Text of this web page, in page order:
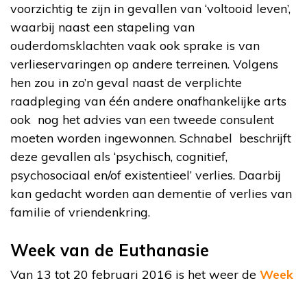
voorzichtig te zijn in gevallen van ‘voltooid leven’,
waarbij naast een stapeling van
ouderdomsklachten vaak ook sprake is van
verlieservaringen op andere terreinen. Volgens
hen zou in zo’n geval naast de verplichte
raadpleging van één andere onafhankelijke arts
ook nog het advies van een tweede consulent
moeten worden ingewonnen. Schnabel beschrijft
deze gevallen als ‘psychisch, cognitief,
psychosociaal en/of existentieel’ verlies. Daarbij
kan gedacht worden aan dementie of verlies van
familie of vriendenkring.
Week van de Euthanasie
Van 13 tot 20 februari 2016 is het weer de Week